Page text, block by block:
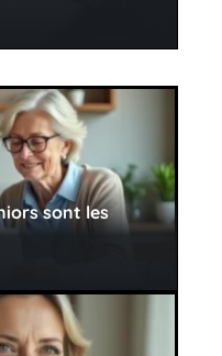
sont les